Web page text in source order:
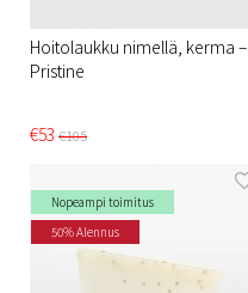
Hoitolaukku nimellä, kerma –
Pristine
€53 €105
Nopeampi toimitus
50% Alennus